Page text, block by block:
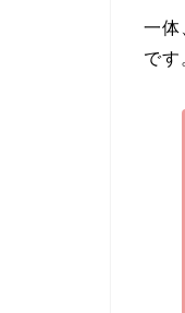
一体
です